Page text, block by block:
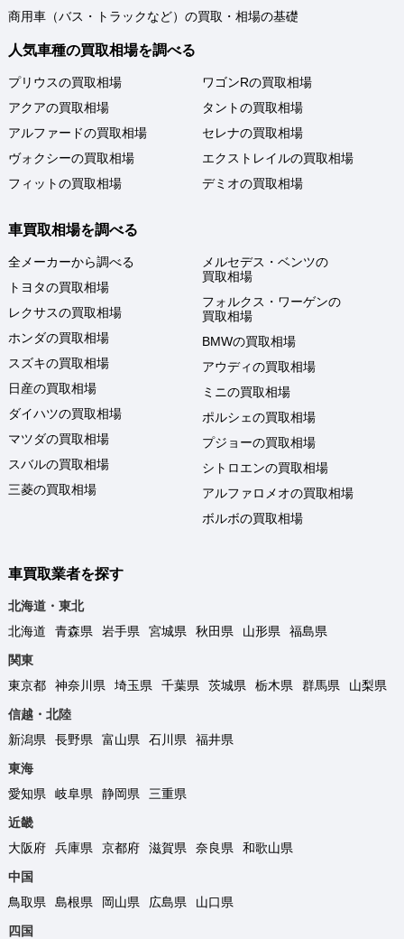
商用車（バス・トラックなど）の買取・相場の基礎
人気車種の買取相場を調べる
プリウスの買取相場
アクアの買取相場
アルファードの買取相場
ヴォクシーの買取相場
フィットの買取相場
ワゴンRの買取相場
タントの買取相場
セレナの買取相場
エクストレイルの買取相場
デミオの買取相場
車買取相場を調べる
全メーカーから調べる
トヨタの買取相場
レクサスの買取相場
ホンダの買取相場
スズキの買取相場
日産の買取相場
ダイハツの買取相場
マツダの買取相場
スバルの買取相場
三菱の買取相場
メルセデス・ベンツの
買取相場
フォルクス・ワーゲンの
買取相場
BMWの買取相場
アウディの買取相場
ミニの買取相場
ポルシェの買取相場
プジョーの買取相場
シトロエンの買取相場
アルファロメオの買取相場
ボルボの買取相場
車買取業者を探す
北海道・東北
北海道
青森県 岩手県 宮城県 秋田県 山形県
福島県
関東
東京都
神奈川県 埼玉県 千葉県 茨城県 栃木県 群馬県
山梨県
信越・北陸
新潟県
長野県 富山県 石川県
福井県
東海
愛知県
岐阜県 静岡県
三重県
近畿
大阪府
兵庫県 京都府 滋賀県 奈良県
和歌山県
中国
鳥取県
島根県 岡山県 広島県
山口県
四国